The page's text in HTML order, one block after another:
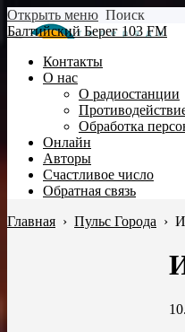
Открыть меню Поиск
Балтийский Берег 103 FM
Контакты
О нас
О радиостанции
Обработка
Онлайн
Авторы
Счастливое число
Обратная связь
Главная › Пульс Города ›